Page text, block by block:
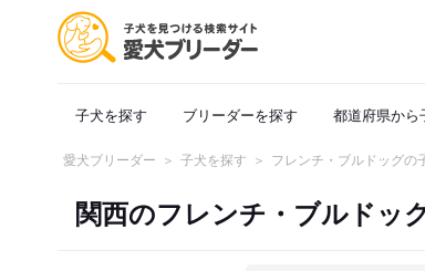
子犬を探す ブリーダーを探す 都道府県から
愛犬ブリーダー 子犬を探す フレンチ・ブルドッグの
関西のフレンチ・ブルドッ